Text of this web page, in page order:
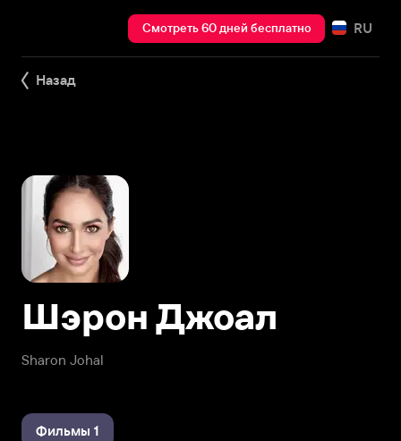
Смотреть 60 дней бесплатно RU
Назад
Sharon Johal
Шэрон Джоал
Фильмы 1